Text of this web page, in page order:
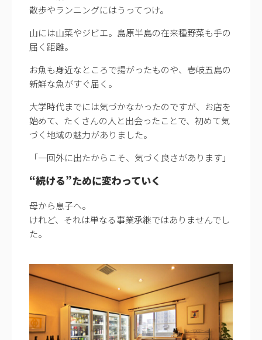
散歩やランニングにはうってつけ。
山には山菜やジビエ。島原半島の在来種野菜も手の
届く距離。
お魚も身近なところで揚がったものや、壱岐五島の
新鮮な魚がすぐ届く。
大学時代までには気づかなかったのですが、お店を
始めて、たくさんの人と出会ったことで、初めて気
づく地域の魅力がありました。
「一回外に出たからこそ、気づく良さがあります」
“続ける”ために変わっていく
母から息子へ。
けれど、それは単なる事業承継ではありませんでし
た。